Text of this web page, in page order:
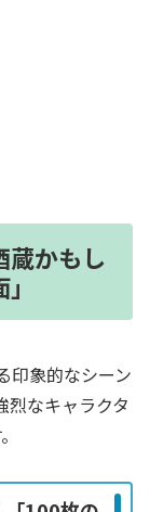
蔵かもし
印象的なシーン
烈なキャラクタ